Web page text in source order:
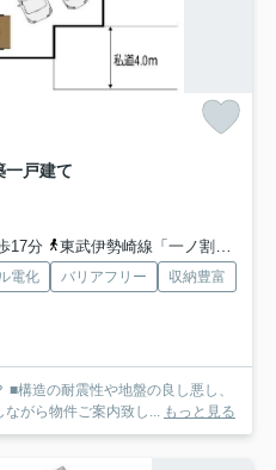
戸建て
17分
東武伊勢崎線「一ノ割」駅 徒歩15分
電化 バリアフリー
収納豊富
がら物件ご案内致し... もっと見る